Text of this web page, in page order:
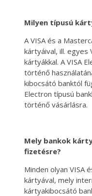
Milyen típusú
A VISA és a
kártyáival, ill. egyes
kártyákkal. A VISA
történő
kibocsátó banktól
Electron típusú
történő vásárlásra.
Mely bankok
fizetésre?
Minden olyan VISA
kártyával, mely
kártyakibocsátó